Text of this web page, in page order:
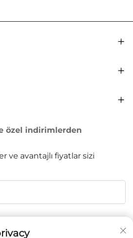
özel indirimlerden
ve avantajlı fiyatlar sizi